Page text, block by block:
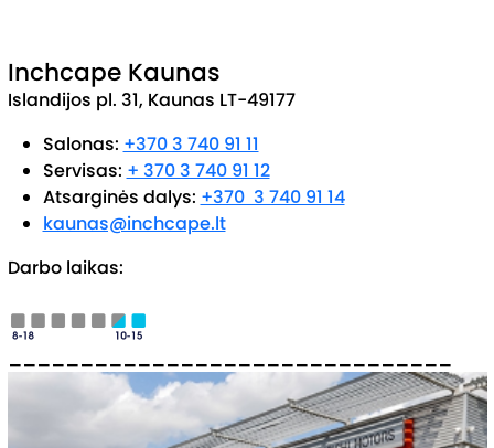
Inchcape Kaunas
Islandijos pl. 31, Kaunas LT-49177
Salonas: +370 3 740 91 11
Servisas: + 370 3 740 91 12
Atsarginės dalys: +370 3 740 91 14
kaunas@inchcape.lt
Darbo laikas:
_______________________________